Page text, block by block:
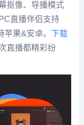
抠像、导播模式
直播伴侣支持
果&安卓。 下载
直播都精彩纷